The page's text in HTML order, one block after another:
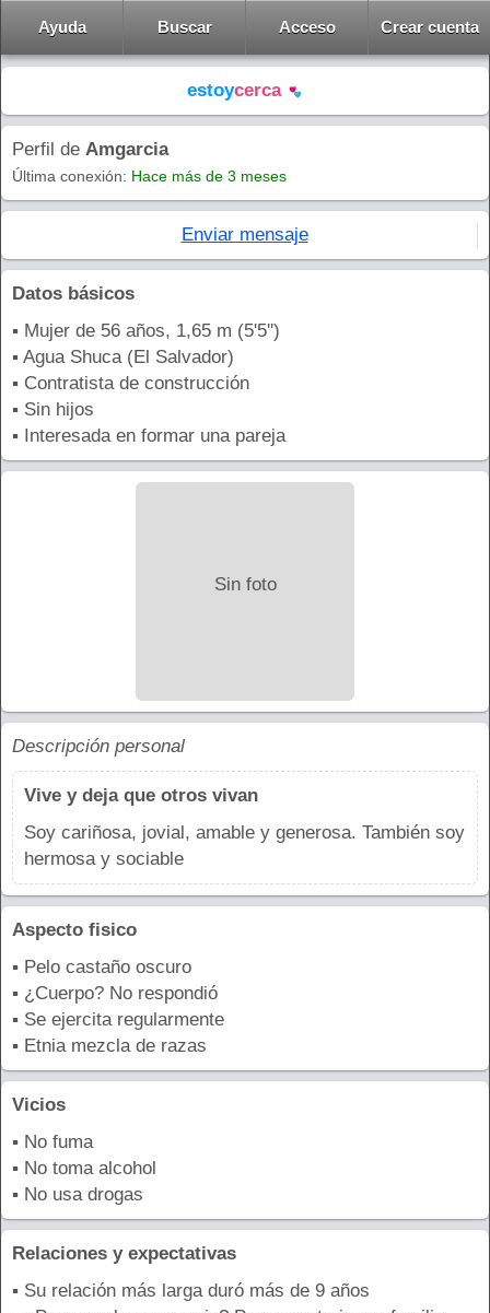
Ayuda Buscar Acceso Crear cuenta
estoycerca
Perfil de Amgarcia
Última conexión: Hace más de 3 meses
Enviar mensaje
Datos básicos
▪ Mujer de 56 años, 1,65 m (5'5'')
▪ Agua Shuca (El Salvador)
▪ Contratista de construcción
▪ Sin hijos
▪ Interesada en formar una pareja
Sin foto
Descripción personal
Vive y deja que otros vivan
Soy cariñosa, jovial, amable y generosa. También soy
hermosa y sociable
Aspecto fisico
▪ Pelo castaño oscuro
▪ ¿Cuerpo? No respondió
▪ Se ejercita regularmente
▪ Etnia mezcla de razas
Vicios
▪ No fuma
▪ No toma alcohol
▪ No usa drogas
Relaciones y expectativas
▪ Su relación más larga duró más de 9 años